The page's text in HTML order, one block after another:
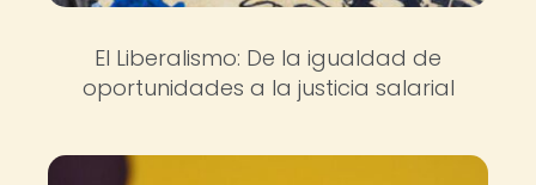
El Liberalismo: De la igualdad de
oportunidades a la justicia salarial